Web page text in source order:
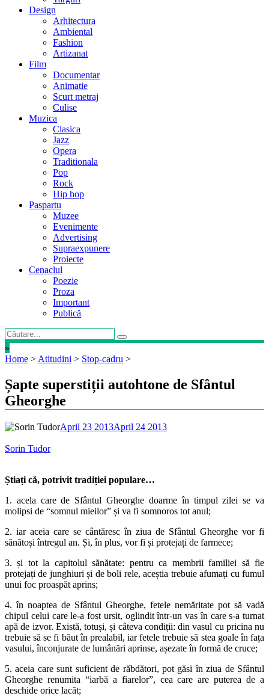
Design
Arhitectura
Ambiental
Fashion
Artizanat
Film
Documentar
Animatie
Scurt metraj
Culise
Muzica
Clasica
Jazz
Opera
Traditionala
Pop
Rock
Hip hop
Paspartu
Muzee
Evenimente
Advertising
Supraexpunere
Proiecte
Cenaclul
Poezie
Proza
Important
Publică
»
Home > Atitudini > Stop-cadru >
Șapte superstiții autohtone de Sfântul
Gheorghe
April 23 2013April 24 2013
Sorin Tudor
Știați că, potrivit tradiției populare…
1. acela care de Sfântul Gheorghe doarme în timpul zilei se va
molipsi de “somnul mieilor” și va fi somnoros tot anul;
2. iar aceia care se cântăresc în ziua de Sfântul Gheorghe vor fi
sănătoși întregul an. Și, în plus, vor fi și protejați de farmece;
3. și tot la capitolul sănătate: pentru ca membrii familiei să fie
protejați de junghiuri și de boli rele, aceștia trebuie afumați cu fumul
unui foc proaspăt aprins;
4. în noaptea de Sfântul Gheorghe, fetele nemăritate pot să vadă
chipul celui care le-a fost ursit, oglindit într-un vas în care s-a turnat
apă de izvor. Există, totuși, și câteva condiții: din vasul cu pricina nu
trebuie să se fi băut în prealabil, iar fetele trebuie să stea goale în fața
vasului, înconjurate de lumânări aprinse, așezate în formă de cruce;
5. aceia care sunt suficient de răbdători, pot găsi în ziua de Sfântul
Gheorghe renumita “iarbă a fiarelor”, cea care are puterea de a
deschide orice lacăt;